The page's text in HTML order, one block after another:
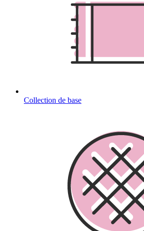
Collection de base